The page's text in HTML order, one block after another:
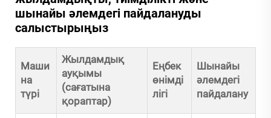
шынайы әлемдегі пайдалануды
салыстырыңыз
Маши
на
түрі
Жылдамдық
ауқымы
(сағатына
қораптар)
Еңбек
өнімді
лігі
Шынайы
әлемдегі
пайдалану